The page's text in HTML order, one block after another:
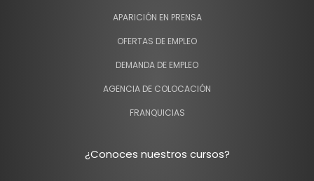
APARICIÓN EN PRENSA
OFERTAS DE EMPLEO
DEMANDA DE EMPLEO
AGENCIA DE COLOCACIÓN
FRANQUICIAS
¿Conoces nuestros cursos?